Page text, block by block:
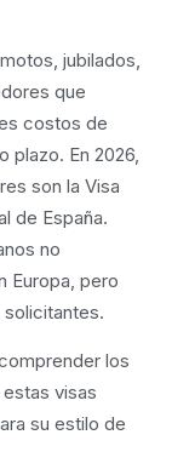
jubilados,
que
costos de
plazo. En 2026,
son la Visa
de España.
no
Europa, pero
los
visas
su estilo de